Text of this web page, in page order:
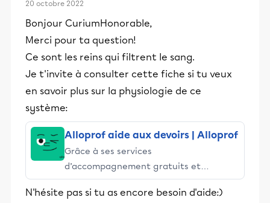
20 octobre 2022
Bonjour CuriumHonorable,
Merci pour ta question!
Ce sont les reins qui filtrent le sang.
Je t'invite à consulter cette fiche si tu veux
en savoir plus sur la physiologie de ce
système:
Alloprof aide aux devoirs | Alloprof
Grâce à ses services
d’accompagnement gratuits et
stimulants, Alloprof engage les élèves
et leurs parents dans la réussite
N'hésite pas si tu as encore besoin d'aide:)